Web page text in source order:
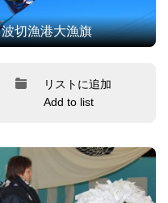
波切漁港大漁旗
リストに追加
Add to list